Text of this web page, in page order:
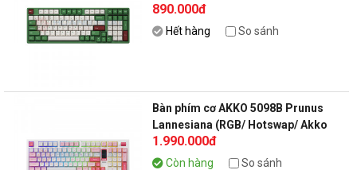
890.000đ
Hết hàng So sánh
Bàn phím cơ AKKO 5098B Prunus
Lannesiana (RGB/ Hotswap/ Akko
V3 Piano Pro)
1.990.000đ
Còn hàng So sánh